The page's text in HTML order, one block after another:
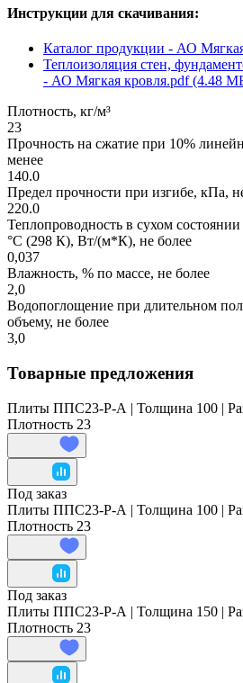
Инструкции для скачивания:
Каталог продукции - АО
Теплоизоляция стен,
- АО Мягкая кровля.pdf (4.48
Плотность, кг/м³
23
Прочность на сжатие при 10%
менее
140.0
Предел прочности при изгибе, кПа,
220.0
Теплопроводность в сухом
°С (298 К), Вт/(м*К), не более
0,037
Влажность, % по массе, не более
2,0
Водопоглощение при длительном
объему, не более
3,0
Товарные предложения
Плиты ППС23-Р-А | Толщина 100 |
Плотность 23
Под заказ
Плиты ППС23-Р-А | Толщина 100 |
Плотность 23
Под заказ
Плиты ППС23-Р-А | Толщина 150 |
Плотность 23